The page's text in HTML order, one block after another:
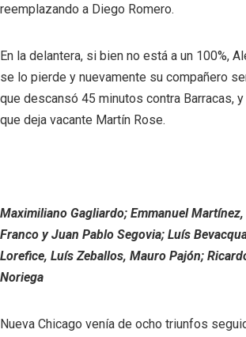
reemplazando a Diego Romero.
En la delantera, si bien no está a un 100%,
se lo pierde y nuevamente su compañero
que descansó 45 minutos contra Barracas,
que deja vacante Martín Rose.
Maximiliano Gagliardo; Emmanuel
Franco y Juan Pablo Segovia; Luís
Lorefice, Luís Zeballos, Mauro Pajón;
Noriega
Nueva Chicago venía de ocho triunfos